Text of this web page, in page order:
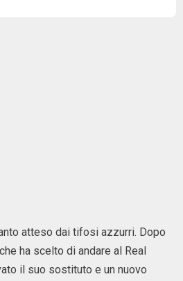
atteso dai tifosi azzurri. Dopo
ha scelto di andare al Real
il suo sostituto e un nuovo